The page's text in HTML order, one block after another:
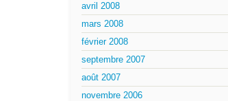
avril 2008
mars 2008
février 2008
septembre 2007
août 2007
novembre 2006